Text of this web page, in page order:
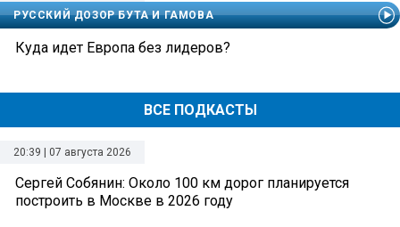
ВСЕ ПОДКАСТЫ
РУССКИЙ ДОЗОР БУТА И ГАМОВА
Куда идет Европа без лидеров?
20:39 | 07 августа 2026
Сергей Собянин: Около 100 км дорог планируется
построить в Москве в 2026 году